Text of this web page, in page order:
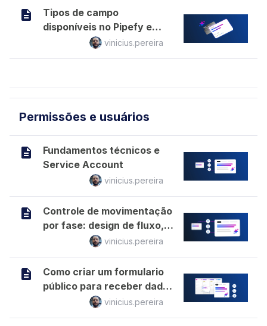
Tipos de campo
disponíveis no Pipefy e
quando usar cada um
vinicius.pereira
Permissões e usuários
Fundamentos técnicos e
Service Account
vinicius.pereira
Controle de movimentação
por fase: design de fluxo,
não só permissãovinicius.pereira
Como criar um formulario
público para receber dados
de fora da plataforma
vinicius.pereira